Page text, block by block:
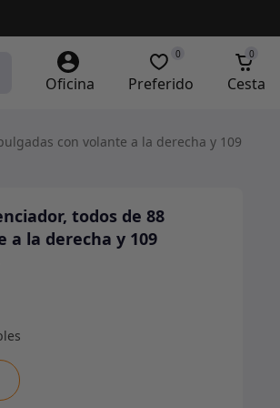
Oficina Preferido
0
Cesta
0
con volante a la derecha y 109
todos de 88
a la derecha y 109